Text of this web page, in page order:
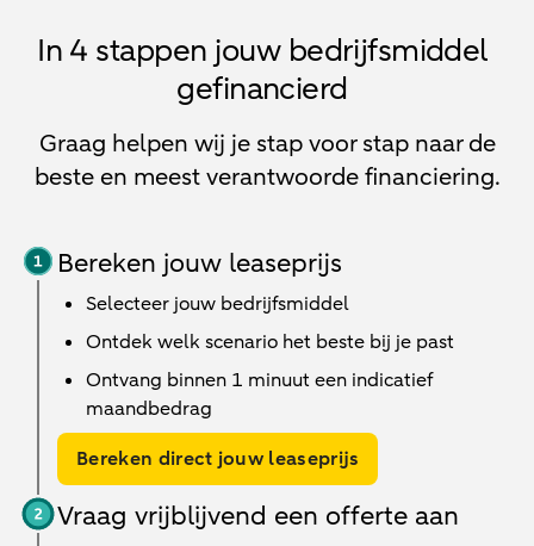
In 4 stappen jouw bedrijfsmiddel
gefinancierd
Graag helpen wij je stap voor stap naar de
beste en meest verantwoorde financiering.
Bereken jouw leaseprijs
Selecteer jouw bedrijfsmiddel
Ontdek welk scenario het beste bij je past
Ontvang binnen 1 minuut een indicatief
maandbedrag
Bereken direct jouw leaseprijs
Vraag vrijblijvend een offerte aan